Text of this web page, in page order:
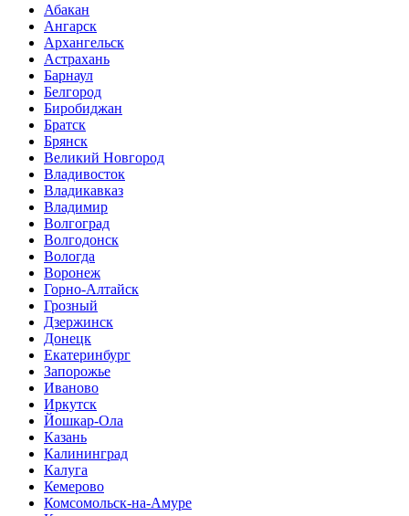
Абакан
Ангарск
Архангельск
Астрахань
Барнаул
Белгород
Биробиджан
Братск
Брянск
Великий Новгород
Владивосток
Владикавказ
Владимир
Волгоград
Волгодонск
Вологда
Воронеж
Горно-Алтайск
Грозный
Дзержинск
Донецк
Екатеринбург
Запорожье
Иваново
Иркутск
Йошкар-Ола
Казань
Калининград
Калуга
Кемерово
Комсомольск-на-Амуре